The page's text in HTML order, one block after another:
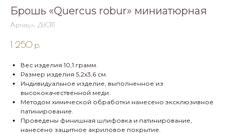
Брошь «Quercus robur» миниатюрная
Артикул: ДЧ0111
1 250 р.
Вес изделия 10,1 грамм.
Размер изделия 5,2х3,6 см.
Индивидуальное изделие, выполненное из
высококачественной меди.
Методом химической обработки нанесено эксклюзивное
патинирование.
Проведены финишная шлифовка и патинирование,
нанесено защитное акриловое покрытие.